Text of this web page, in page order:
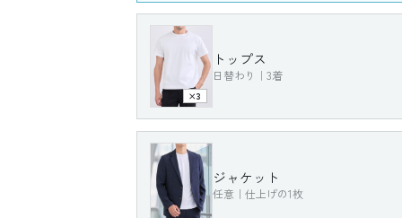
×3
トップス
日替わり｜3着
3枚あれば平日は回る。「今日はどれにしよう
数を増やさなくてもコーデは整います。
ジャケット
任意｜仕上げの1枚